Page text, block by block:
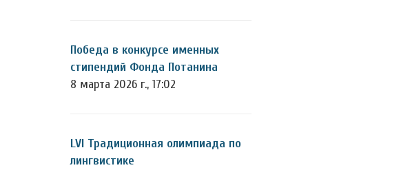
Победа в конкурсе именных
стипендий Фонда Потанина
8 марта 2026 г., 17:02
LVI Традиционная олимпиада по
лингвистике